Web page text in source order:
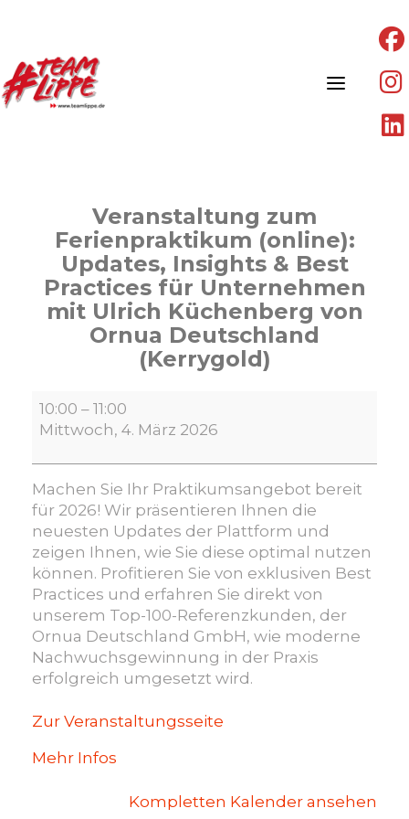
Veranstaltung zum
Ferienpraktikum (online):
Updates, Insights & Best
Practices für Unternehmen
mit Ulrich Küchenberg von
Ornua Deutschland
(Kerrygold)
Veranstaltung
zum
Ferienpraktikum
(online):
Updates,
Insights
&
Best
Practices
für
Unternehmen
mit
Ulrich
Küchenberg
Ornua
(Kerrygold)
10:00 – 11:00
Mittwoch, 4. März 2026
Machen Sie Ihr Praktikumsangebot bereit
für 2026! Wir präsentieren Ihnen die
neuesten Updates der Plattform und
zeigen Ihnen, wie Sie diese optimal nutzen
können. Profitieren Sie von exklusiven Best
Practices und erfahren Sie direkt von
unserem Top-100-Referenzkunden, der
Ornua Deutschland GmbH, wie moderne
Nachwuchsgewinnung in der Praxis
erfolgreich umgesetzt wird.
Zur Veranstaltungsseite
Mehr Infos
Kompletten Kalender ansehen